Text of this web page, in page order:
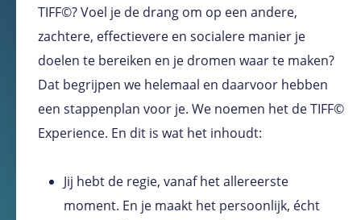
TIFF©? Voel je de drang om op een andere,
zachtere, effectievere en socialere manier je
doelen te bereiken en je dromen waar te maken?
Dat begrijpen we helemaal en daarvoor hebben
een stappenplan voor je. We noemen het de TIFF©
Experience. En dit is wat het inhoudt:
Jij hebt de regie, vanaf het allereerste
moment. En je maakt het persoonlijk, écht